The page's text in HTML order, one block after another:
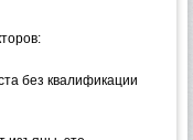
без квалификации